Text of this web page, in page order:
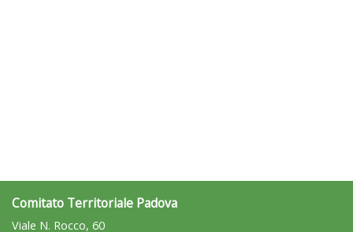
Comitato Territoriale Padova
Viale N. Rocco, 60